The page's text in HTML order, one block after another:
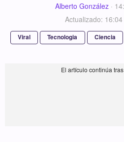
Alberto González·
Actualizado:
Viral Tecnologia Ciencia